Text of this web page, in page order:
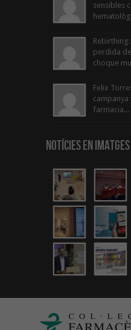
sensibles
perdida
choque
Felix
campanya
farmacia...
Notícies en Imatges